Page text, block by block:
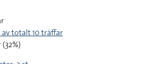
totalt 10 träffar